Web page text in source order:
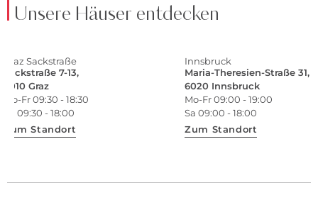
Unsere Häuser entdecken
Graz Sackstraße
Sackstraße 7-13,
8010 Graz
Mo-Fr 09:30 - 18:30
Sa 09:30 - 18:00
Zum Standort
Innsbruck
Maria-Theresien-Straße 31,
6020 Innsbruck
Mo-Fr 09:00 - 19:00
Sa 09:00 - 18:00
Zum Standort